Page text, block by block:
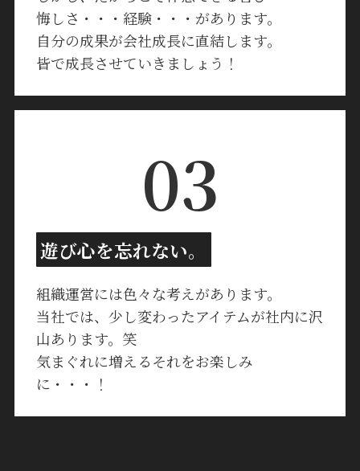
悔しさ・・・経験・・・があります。
自分の成果が会社成長に直結します。
皆で成長させていきましょう！
03
遊び心を忘れない。
組織運営には色々な考えがあります。
当社では、少し変わったアイテムが社内に沢
山あります。笑
気まぐれに増えるそれをお楽しみ
に・・・！